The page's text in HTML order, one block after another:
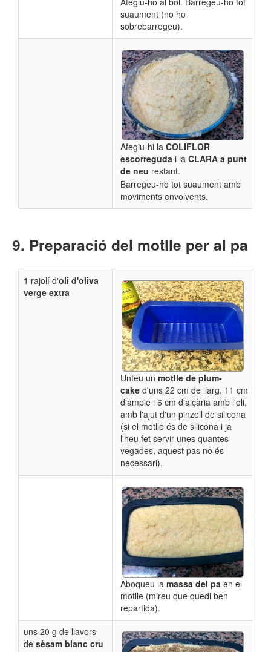
suaument (no ho
sobrebarregeu).
Afegiu-hi la COLIFLOR
escorreguda i la CLARA a punt
de neu restant.
Barregeu-ho tot suaument amb
moviments envolvents.
Preparació del motlle per al pa
1 rajolí d'oli d'oliva
verge extra
Unteu un motlle de plum-
cake d'uns 22 cm de llarg, 11 cm
d'ample i 6 cm d'alçària amb l'oli,
amb l'ajut d'un pinzell de silicona
(si el motlle és de silicona i ja
l'heu fet servir unes quantes
vegades, aquest pas no és
necessari).
Aboqueu la massa del pa en el
motlle (mireu que quedi ben
repartida).
uns 20 g de llavors
de sèsam blanc cru